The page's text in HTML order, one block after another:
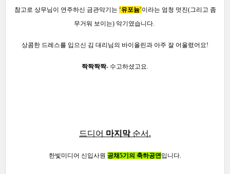
참고로 상무님이 연주하신 금관악기는 ‘유포늄’이라는 엄청 멋진(그리고 좀
무거워 보이는) 악기였습니다.
상콤한 드레스를 입으신 김 대리님의 바이올린과 아주 잘 어울렸어요!
짝짝짝짝- 수고하셨고요.
드디어 마지막 순서.
한빛미디어 신입사원 공채5기의 축하공연입니다.